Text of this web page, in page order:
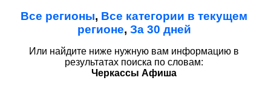
Все регионы, Все категории в текущем
регионе, За 30 дней
Или найдите ниже нужную вам информацию в
результатах поиска по словам:
Черкассы Афиша